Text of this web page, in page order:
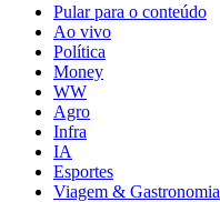
Pular para o conteúdo
Ao vivo
Política
Money
WW
Agro
Infra
IA
Esportes
Viagem & Gastronomia